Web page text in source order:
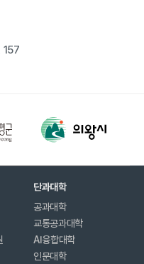
157
단과대학
공과대학
교통공과대학
AI융합대학
인문대학